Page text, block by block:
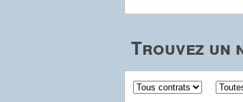
Trouvez un